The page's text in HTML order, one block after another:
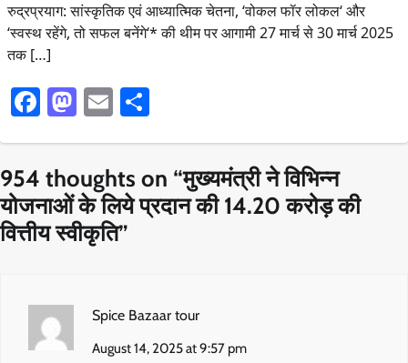
रुद्रप्रयाग: सांस्कृतिक एवं आध्यात्मिक चेतना, ‘वोकल फॉर लोकल‘ और
‘स्वस्थ रहेंगे, तो सफल बनेंगे‘* की थीम पर आगामी 27 मार्च से 30 मार्च 2025
तक […]
Facebook
Mastodon
Email
954 thoughts on “मुख्यमंत्री ने विभिन्न
योजनाओं के लिये प्रदान की 14.20 करोड़ की
वित्तीय स्वीकृति”
Spice Bazaar tour
August 14, 2025 at 9:57 pm